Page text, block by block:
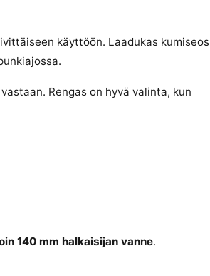
käyttöön. Laadukas kumiseos
Rengas on hyvä valinta, kun
140 mm halkaisijan vanne.